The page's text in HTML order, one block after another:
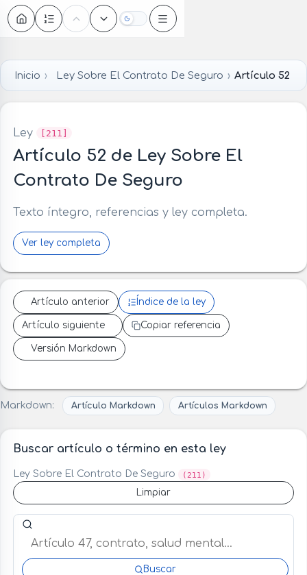
Oscuro
Inicio Ley Sobre El Contrato De Seguro Artículo 52
Ley [211]
Artículo 52 de Ley Sobre El
Contrato De Seguro
Texto íntegro, referencias y ley completa.
Ver ley completa
Artículo anterior Índice de la ley
Artículo siguiente Copiar referencia
Versión Markdown
Markdown: Artículo Markdown Artículos Markdown
Buscar artículo o término en esta ley
Ley Sobre El Contrato De Seguro (211)
Limpiar
Buscar artículo o término en esta ley
Buscar